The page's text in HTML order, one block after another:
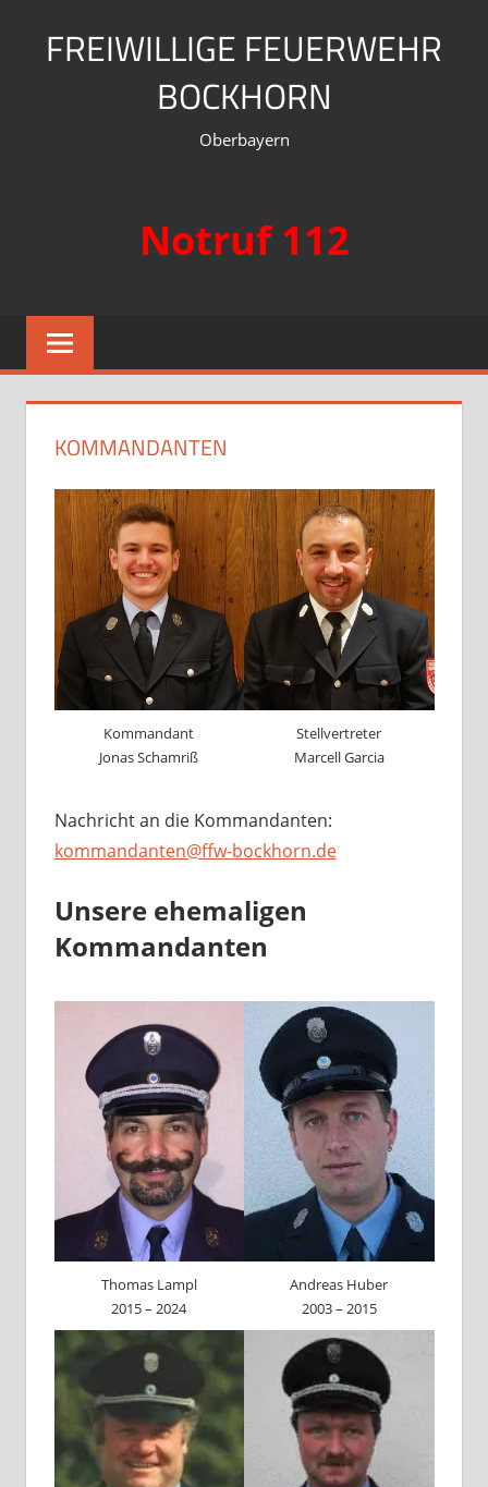
FREIWILLIGE FEUERWEHR
BOCKHORN
Oberbayern
Notruf 112
KOMMANDANTEN
Kommandant
Jonas Schamriß
Stellvertreter
Marcell Garcia
Nachricht an die Kommandanten:
kommandanten@ffw-bockhorn.de
Unsere ehemaligen
Kommandanten
Thomas Lampl
2015 – 2024
Andreas Huber
2003 – 2015